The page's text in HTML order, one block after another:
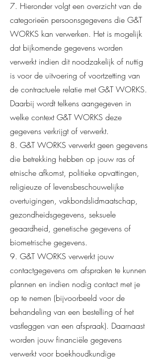
7. Hieronder volgt een overzicht van de
categorieën persoonsgegevens die G&T
WORKS kan verwerken. Het is mogelijk
dat bijkomende gegevens worden
verwerkt indien dit noodzakelijk of nuttig
is voor de uitvoering of voortzetting van
de contractuele relatie met G&T WORKS.
Daarbij wordt telkens aangegeven in
welke context G&T WORKS deze
gegevens verkrijgt of verwerkt.
8. G&T WORKS verwerkt geen gegevens
die betrekking hebben op jouw ras of
etnische afkomst, politieke opvattingen,
religieuze of levensbeschouwelijke
overtuigingen, vakbondslidmaatschap,
gezondheidsgegevens, seksuele
geaardheid, genetische gegevens of
biometrische gegevens.
9. G&T WORKS verwerkt jouw
contactgegevens om afspraken te kunnen
plannen en indien nodig contact met je
op te nemen (bijvoorbeeld voor de
behandeling van een bestelling of het
vastleggen van een afspraak). Daarnaast
worden jouw financiële gegevens
verwerkt voor boekhoudkundige